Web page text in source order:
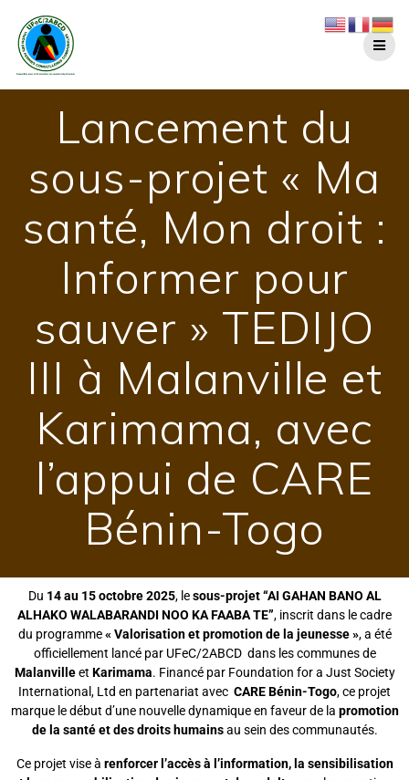
Lancement du
sous-projet « Ma
santé, Mon droit :
Informer pour
sauver » TEDIJO
III à Malanville et
Karimama, avec
l’appui de CARE
Bénin-Togo
Du 14 au 15 octobre 2025, lesous-projet “AI GAHAN BANO AL
ALHAKO WALABARANDI NOO KA FAABA TE”, inscrit dans le cadre
du programme« Valorisation et promotion de la jeunesse », a été
officiellement lancé par UFeC/2ABCD dans les communes de
Malanvilleet Karimama. Financé par Foundation for a Just Society
International, Ltd en partenariat avec CARE Bénin-Togo, ce projet
marque le début d’une nouvelle dynamique en faveur de la promotion
de la santé et des droits humainsau sein des communautés.
Ce projet vise à renforcer l’accès à l’information, la sensibilisation